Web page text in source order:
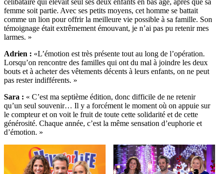
célibataire qui élevait seul ses deux enfants en bas âge, après que sa
femme soit partie. Avec ses petits moyens, cet homme se battait
comme un lion pour offrir la meilleure vie possible à sa famille. Son
témoignage était extrêmement émouvant, je n’ai pas pu retenir mes
larmes. »
Adrien : «L’émotion est très présente tout au long de l’opération.
Lorsqu’on rencontre des familles qui ont du mal à joindre les deux
bouts et à acheter des vêtements décents à leurs enfants, on ne peut
pas rester indifférents. »
Sara : « C’est ma septième édition, donc difficile de ne retenir
qu’un seul souvenir… Il y a forcément le moment où on appuie sur
le compteur et on voit le fruit de toute cette solidarité et de cette
générosité. Chaque année, c’est la même sensation d’euphorie et
d’émotion. »